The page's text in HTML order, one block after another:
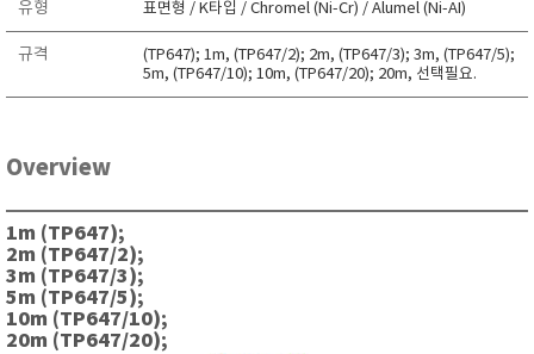
SHINAGAWA
SNDWAY
Solarmeter®
SONIC CORPORATION
T&D
유형 표면형 / K타입 / Chromel (Ni-Cr) / Alumel (Ni-AI)
규격
(TP647); 1m, (TP647/2); 2m, (TP647/3); 3m, (TP647/5);
5m, (TP647/10); 10m, (TP647/20); 20m, 선택필요.
Overview
1m (TP647);
2m (TP647/2);
3m (TP647/3);
5m (TP647/5);
10m (TP647/10);
20m (TP647/20);